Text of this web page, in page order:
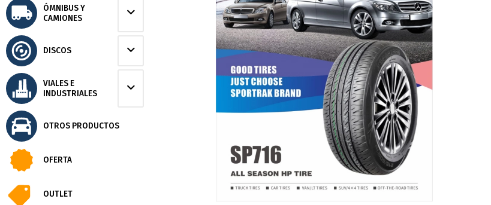
ÓMNIBUS Y
CAMIONES
DISCOS
VIALES E
INDUSTRIALES
OTROS PRODUCTOS
OFERTA
OUTLET